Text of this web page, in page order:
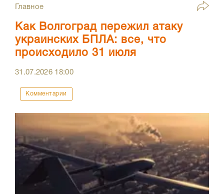
Главное
Как Волгоград пережил атаку
украинских БПЛА: все, что
происходило 31 июля
31.07.2026 18:00
Комментарии